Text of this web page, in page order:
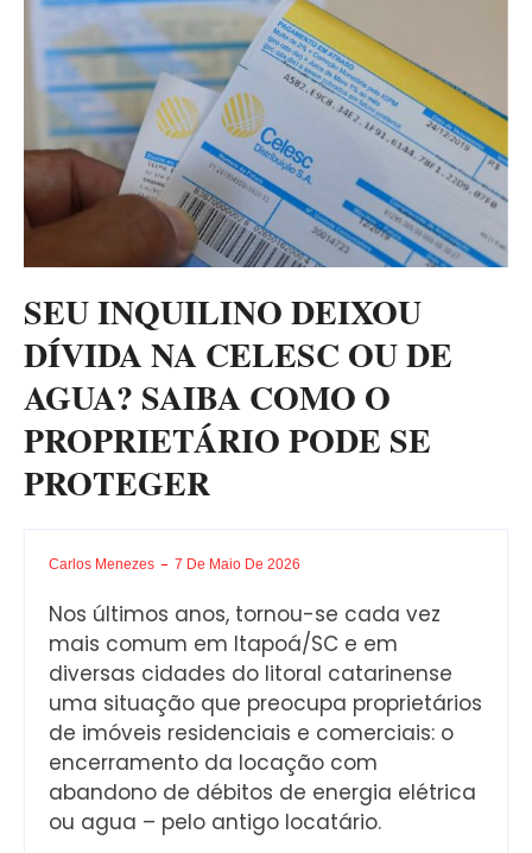
SEU INQUILINO DEIXOU
DÍVIDA NA CELESC OU DE
AGUA? SAIBA COMO O
PROPRIETÁRIO PODE SE
PROTEGER
Carlos Menezes 7 De Maio De 2026
Nos últimos anos, tornou-se cada vez
mais comum em Itapoá/SC e em
diversas cidades do litoral catarinense
uma situação que preocupa proprietários
de imóveis residenciais e comerciais: o
encerramento da locação com
abandono de débitos de energia elétrica
ou agua – pelo antigo locatário.